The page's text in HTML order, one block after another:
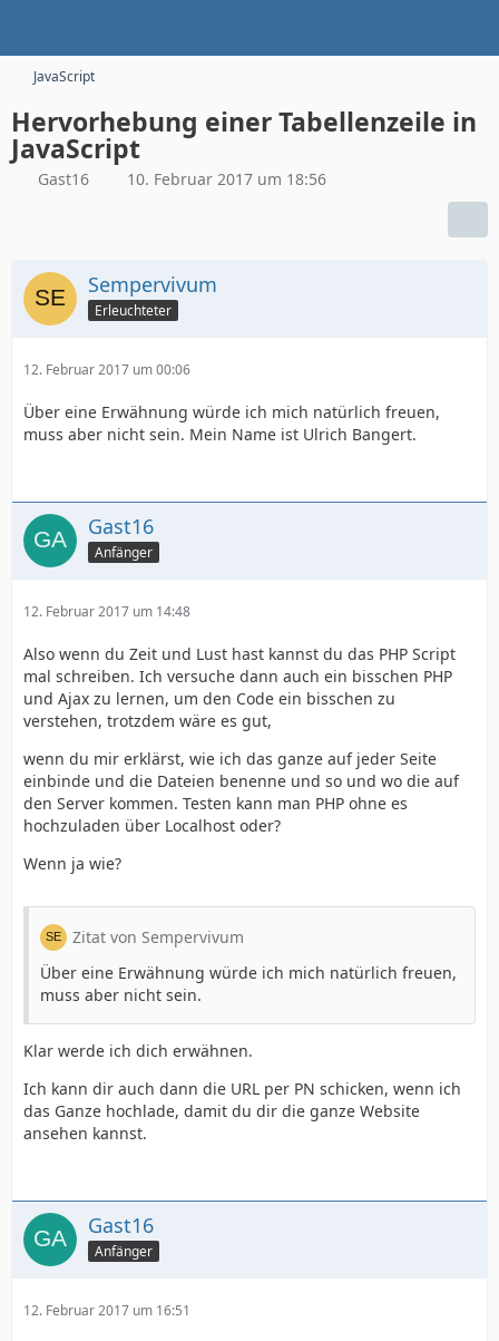
JavaScript
Hervorhebung einer Tabellenzeile in
JavaScript
Gast16 10. Februar 2017 um 18:56
Sempervivum
Erleuchteter
12. Februar 2017 um 00:06
Über eine Erwähnung würde ich mich natürlich freuen,
muss aber nicht sein. Mein Name ist Ulrich Bangert.
Gast16
Anfänger
12. Februar 2017 um 14:48
Also wenn du Zeit und Lust hast kannst du das PHP Script
mal schreiben. Ich versuche dann auch ein bisschen PHP
und Ajax zu lernen, um den Code ein bisschen zu
verstehen, trotzdem wäre es gut,
wenn du mir erklärst, wie ich das ganze auf jeder Seite
einbinde und die Dateien benenne und so und wo die auf
den Server kommen. Testen kann man PHP ohne es
hochzuladen über Localhost oder?
Wenn ja wie?
Zitat von Sempervivum
Über eine Erwähnung würde ich mich natürlich freuen,
muss aber nicht sein.
Klar werde ich dich erwähnen.
Ich kann dir auch dann die URL per PN schicken, wenn ich
das Ganze hochlade, damit du dir die ganze Website
ansehen kannst.
Gast16
Anfänger
12. Februar 2017 um 16:51